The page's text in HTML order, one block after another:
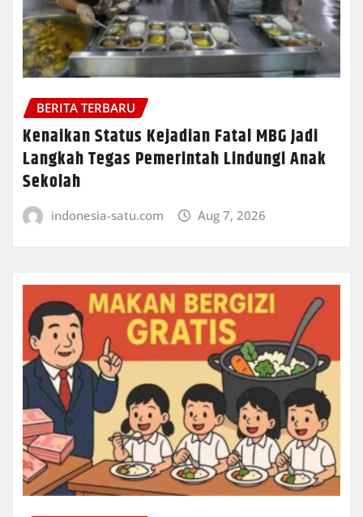
BERITA TERBARU
Kenaikan Status Kejadian Fatal MBG Jadi
Langkah Tegas Pemerintah Lindungi Anak
Sekolah
indonesia-satu.com Aug 7, 2026